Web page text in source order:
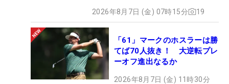
2026年8月7日 (金) 07時15分 19
「61」マークのホスラーは勝
てば70人抜き！ 大逆転プレ
ーオフ進出なるか
2026年8月7日 (金) 11時30分